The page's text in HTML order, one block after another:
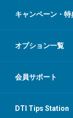
キャンペーン・特
オプション一覧
会員サポート
DTI Tips Station